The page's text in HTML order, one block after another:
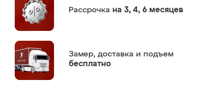
Рассрочка на 3, 4, 6 месяцев
Замер, доставка и подъем
бесплатно